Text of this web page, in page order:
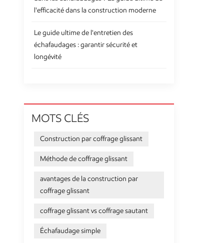
l'efficacité dans la construction moderne
Le guide ultime de l'entretien des
échafaudages : garantir sécurité et
longévité
MOTS CLÉS
Construction par coffrage glissant
Méthode de coffrage glissant
avantages de la construction par
coffrage glissant
coffrage glissant vs coffrage sautant
Échafaudage simple